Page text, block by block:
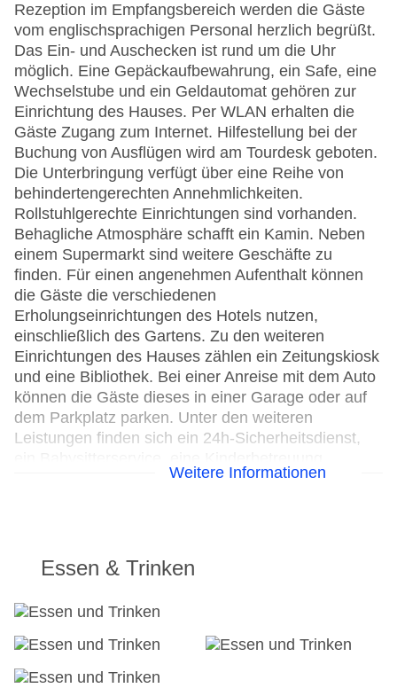
Rezeption im Empfangsbereich werden die Gäste
vom englischsprachigen Personal herzlich begrüßt.
Das Ein- und Auschecken ist rund um die Uhr
möglich. Eine Gepäckaufbewahrung, ein Safe, eine
Wechselstube und ein Geldautomat gehören zur
Einrichtung des Hauses. Per WLAN erhalten die
Gäste Zugang zum Internet. Hilfestellung bei der
Buchung von Ausflügen wird am Tourdesk geboten.
Die Unterbringung verfügt über eine Reihe von
behindertengerechten Annehmlichkeiten.
Rollstuhlgerechte Einrichtungen sind vorhanden.
Behagliche Atmosphäre schafft ein Kamin. Neben
einem Supermarkt sind weitere Geschäfte zu
finden. Für einen angenehmen Aufenthalt können
die Gäste die verschiedenen
Erholungseinrichtungen des Hotels nutzen,
einschließlich des Gartens. Zu den weiteren
Einrichtungen des Hauses zählen ein Zeitungskiosk
und eine Bibliothek. Bei einer Anreise mit dem Auto
können die Gäste dieses in einer Garage oder auf
dem Parkplatz parken. Unter den weiteren
Leistungen finden sich ein 24h-Sicherheitsdienst,
medizinische Betreuung, ein Transferservice, ein
möchten, werden den Fahrradverleih zu schätzen
wissen, Fahrradstellplätze sind ebenfalls
vorhanden. Kostenfrei steht Gästen die
Tageszeitung zur Verfügung. Im Geschäftsbereich
(Business-Center) sind Faxgerät und Projektor
Weitere Informationen
Essen & Trinken